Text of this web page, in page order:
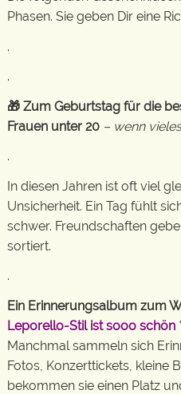
Phasen. Sie geben Dir eine
.
.
🎁 Zum Geburtstag für die
Frauen unter 20 – wenn
.
In diesen Jahren ist oft viel
Unsicherheit. Ein Tag fühlt
schwer. Freundschaften
sortiert.
.
Ein Erinnerungsalbum zum
Leporello-Stil ist sooo schön *
Manchmal sammeln sich
Fotos, Konzerttickets, kleine
bekommen sie einen Platz